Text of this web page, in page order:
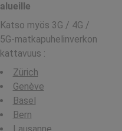
alueille
Katso myös 3G / 4G /
5G-matkapuhelinverkon
kattavuus :
Zürich
Genève
Basel
Bern